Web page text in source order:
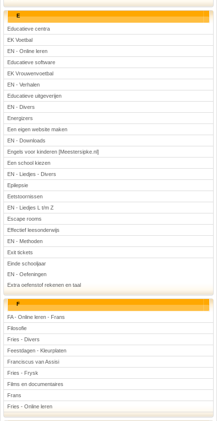
E
Educatieve centra
EK Voetbal
EN - Online leren
Educatieve software
EK Vrouwenvoetbal
EN - Verhalen
Educatieve uitgeverijen
EN - Divers
Energizers
Een eigen website maken
EN - Downloads
Engels voor kinderen [Meestersipke.nl]
Een school kiezen
EN - Liedjes - Divers
Epilepsie
Eetstoornissen
EN - Liedjes L t/m Z
Escape rooms
Effectief leesonderwijs
EN - Methoden
Exit tickets
Einde schooljaar
EN - Oefeningen
Extra oefenstof rekenen en taal
F
FA - Online leren - Frans
Filosofie
Fries - Divers
Feestdagen - Kleurplaten
Franciscus van Assisi
Fries - Frysk
Films en documentaires
Frans
Fries - Online leren